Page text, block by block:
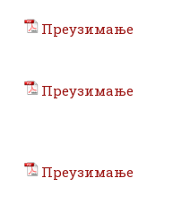
Преузимање
Преузимање
Преузимање